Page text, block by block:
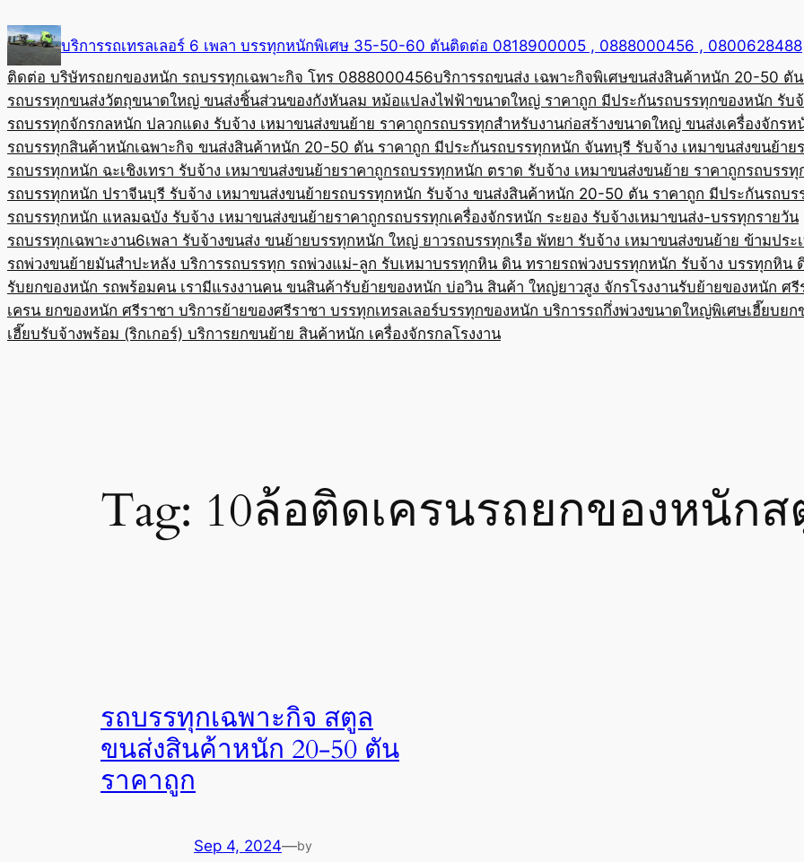
to
content
บริการรถเทรลเลอร์ 6 เพลา บรรทุกหนักพิเศษ 35-50-60 ตันติดต่อ 0818900005 , 0888000456 , 0800628488
ติดต่อ บริษัทรถยกของหนัก รถบรรทุกเฉพาะกิจ โทร 0888000456บริการรถขนส่ง เฉพาะกิจพิเศษขนส่งสินค้าหนัก 20-50 ตั
รถบรรทุกขนส่งวัตถุขนาดใหญ่ ขนส่งชิ้นส่วนของกังหันลม หม้อแปลงไฟฟ้าขนาดใหญ่ ราคาถูก มีประกันรถบรรทุกของหนัก รับจ้
รถบรรทุกจักรกลหนัก ปลวกแดง รับจ้าง เหมาขนส่งขนย้าย ราคาถูกรถบรรทุกสำหรับงานก่อสร้างขนาดใหญ่ ขนส่งเครื่องจักร
รถบรรทุกสินค้าหนักเฉพาะกิจ ขนส่งสินค้าหนัก 20-50 ตัน ราคาถูก มีประกันรถบรรทุกหนัก จันทบุรี รับจ้าง เหมาขนส่งขนย้าย
รถบรรทุกหนัก ฉะเชิงเทรา รับจ้าง เหมาขนส่งขนย้ายราคาถูกรถบรรทุกหนัก ตราด รับจ้าง เหมาขนส่งขนย้าย ราคาถูกรถบรรทุ
รถบรรทุกหนัก ปราจีนบุรี รับจ้าง เหมาขนส่งขนย้ายรถบรรทุกหนัก รับจ้าง ขนส่งสินค้าหนัก 20-50 ตัน ราคาถูก มีประกันรถบร
รถบรรทุกหนัก แหลมฉบัง รับจ้าง เหมาขนส่งขนย้ายราคาถูกรถบรรทุกเครื่องจักรหนัก ระยอง รับจ้างเหมาขนส่ง-บรรทุกรายวัน
รถบรรทุกเฉพาะงาน6เพลา รับจ้างขนส่ง ขนย้ายบรรทุกหนัก ใหญ่ ยาวรถบรรทุกเรือ พัทยา รับจ้าง เหมาขนส่งขนย้าย ข้ามประ
รถพ่วงขนย้ายมันสำปะหลัง บริการรถบรรทุก รถพ่วงแม่-ลูก รับเหมาบรรทุกหิน ดิน ทรายรถพ่วงบรรทุกหนัก รับจ้าง บรรทุกหิน
รับยกของหนัก รถพร้อมคน เรามีแรงงานคน ขนสินค้ารับย้ายของหนัก บ่อวิน สินค้า ใหญ่ยาวสูง จักรโรงงานรับย้ายของหนัก ศรี
เครน ยกของหนัก ศรีราชา บริการย้ายของศรีราชา บรรทุกเทรลเลอร์บรรทุกของหนัก บริการรถกึ่งพ่วงขนาดใหญ่พิเศษเฮี๊ยบยก
เฮี๊ยบรับจ้างพร้อม (ริกเกอร์) บริการยกขนย้าย สินค้าหนัก เครื่องจักรกลโรงงาน
Tag: 10ล้อติดเครนรถยกของหนัก
รถบรรทุกเฉพาะกิจ สตูล
ขนส่งสินค้าหนัก 20-50 ตัน
ราคาถูก
Sep 4, 2024—by